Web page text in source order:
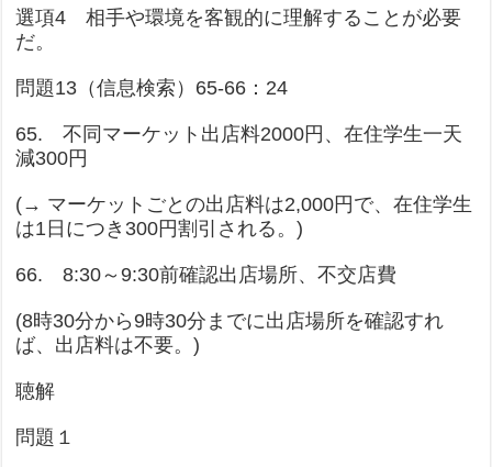
選項4 相手や環境を客観的に理解することが必要
だ。
問題13（信息検索）65-66：24
65. 不同マーケット出店料2000円、在住学生一天
減300円
(→ マーケットごとの出店料は2,000円で、在住学生
は1日につき300円割引される。)
66. 8:30～9:30前確認出店場所、不交店費
(8時30分から9時30分までに出店場所を確認すれ
ば、出店料は不要。)
聴解
問題１